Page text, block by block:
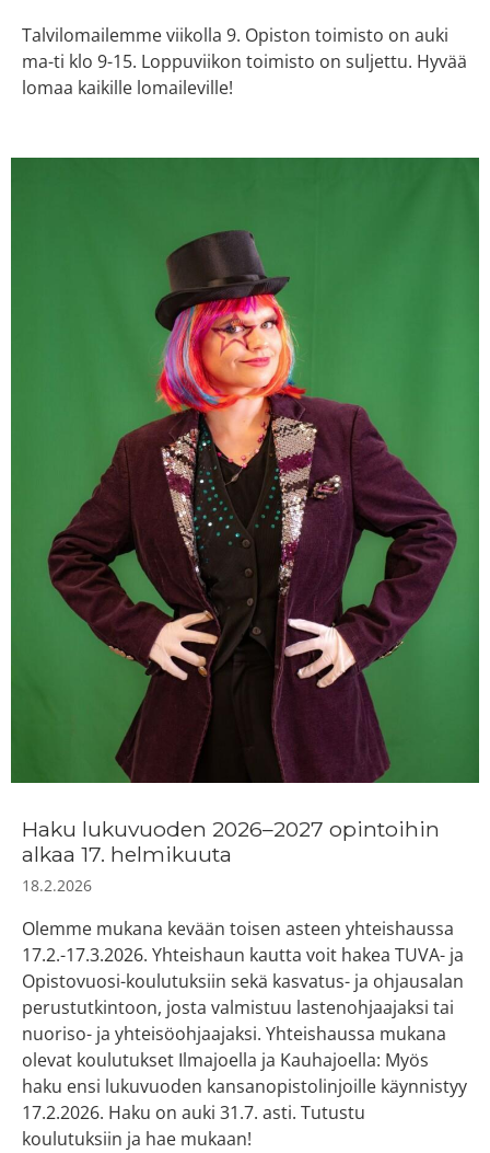
Talvilomailemme viikolla 9. Opiston toimisto on auki
ma-ti klo 9-15. Loppuviikon toimisto on suljettu. Hyvää
lomaa kaikille lomaileville!
Haku lukuvuoden 2026–2027 opintoihin
alkaa 17. helmikuuta
18.2.2026
Olemme mukana kevään toisen asteen yhteishaussa
17.2.-17.3.2026. Yhteishaun kautta voit hakea TUVA- ja
Opistovuosi-koulutuksiin sekä kasvatus- ja ohjausalan
perustutkintoon, josta valmistuu lastenohjaajaksi tai
nuoriso- ja yhteisöohjaajaksi. Yhteishaussa mukana
olevat koulutukset Ilmajoella ja Kauhajoella: Myös
haku ensi lukuvuoden kansanopistolinjoille käynnistyy
17.2.2026. Haku on auki 31.7. asti. Tutustu
koulutuksiin ja hae mukaan!